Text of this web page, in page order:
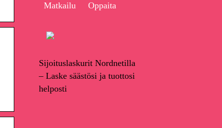
Matkailu
Oppaita
Sijoituslaskurit Nordnetilla
– Laske säästösi ja tuottosi
helposti